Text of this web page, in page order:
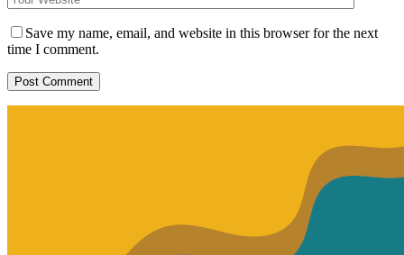
Save my name, email, and website in this browser for the next
time I comment.